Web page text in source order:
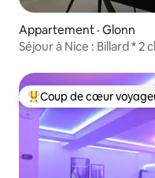
Appartement · Glonn
Séjour à Nice : Billard *
Coup de cœur
Coup de cœur